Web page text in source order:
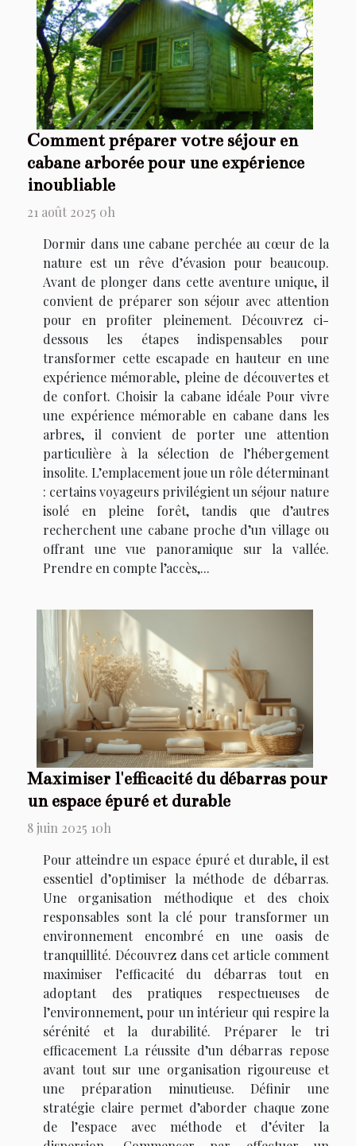
Comment préparer votre séjour en
cabane arborée pour une expérience
inoubliable
21 août 2025 0h
Dormir dans une cabane perchée au cœur de la
nature est un rêve d’évasion pour beaucoup.
Avant de plonger dans cette aventure unique, il
convient de préparer son séjour avec attention
pour en profiter pleinement. Découvrez ci-
dessous les étapes indispensables pour
transformer cette escapade en hauteur en une
expérience mémorable, pleine de découvertes et
de confort. Choisir la cabane idéale Pour vivre
une expérience mémorable en cabane dans les
arbres, il convient de porter une attention
particulière à la sélection de l’hébergement
insolite. L’emplacement joue un rôle déterminant
: certains voyageurs privilégient un séjour nature
isolé en pleine forêt, tandis que d’autres
recherchent une cabane proche d’un village ou
offrant une vue panoramique sur la vallée.
Prendre en compte l’accès,...
Maximiser l'efficacité du débarras pour
un espace épuré et durable
8 juin 2025 10h
Pour atteindre un espace épuré et durable, il est
essentiel d’optimiser la méthode de débarras.
Une organisation méthodique et des choix
responsables sont la clé pour transformer un
environnement encombré en une oasis de
tranquillité. Découvrez dans cet article comment
maximiser l’efficacité du débarras tout en
adoptant des pratiques respectueuses de
l’environnement, pour un intérieur qui respire la
sérénité et la durabilité. Préparer le tri
efficacement La réussite d’un débarras repose
avant tout sur une organisation rigoureuse et
une préparation minutieuse. Définir une
stratégie claire permet d’aborder chaque zone
de l’espace avec méthode et d’éviter la